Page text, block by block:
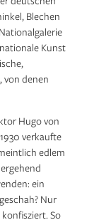
Blechen
Kunst
von denen
Hugo von
verkaufte
edlem
ein
Nur
So